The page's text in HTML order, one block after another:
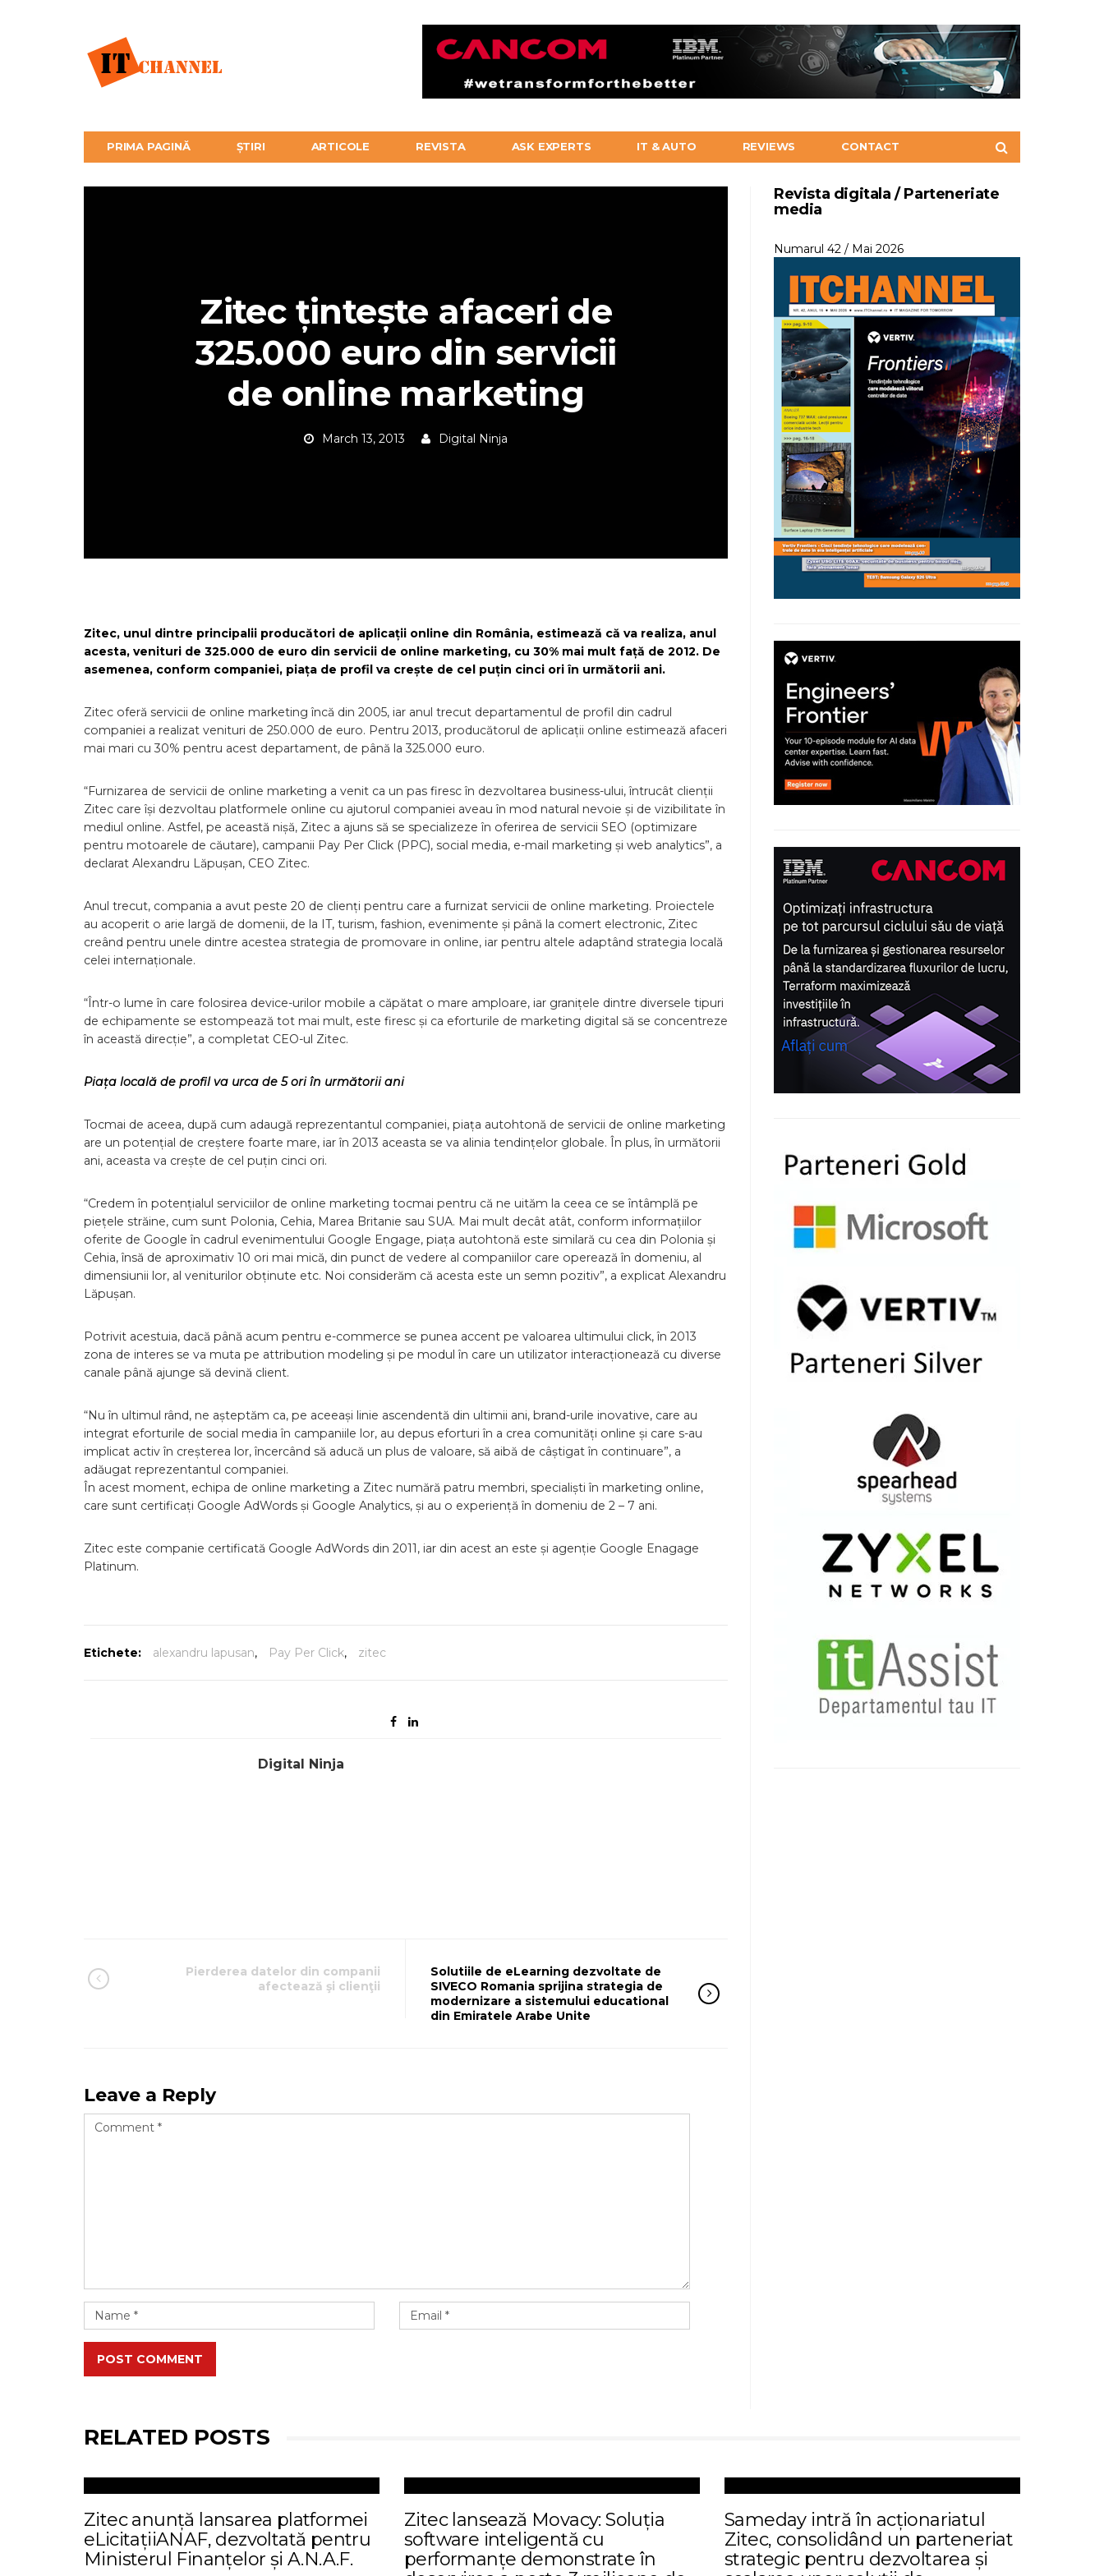
PRIMA PAGINĂ ȘTIRI ARTICOLE REVISTA ASK EXPERTS IT & AUTO REVIEWS CONTACT
Zitec țintește afaceri de
325.000 euro din servicii
de online marketing
March 13, 2013 Digital Ninja
Zitec, unul dintre principalii producători de aplicații online din România, estimează că va realiza, anul
acesta, venituri de 325.000 de euro din servicii de online marketing, cu 30% mai mult față de 2012. De
asemenea, conform companiei, piața de profil va crește de cel puțin cinci ori în următorii ani.
Zitec oferă servicii de online marketing încă din 2005, iar anul trecut departamentul de profil din cadrul
companiei a realizat venituri de 250.000 de euro. Pentru 2013, producătorul de aplicații online estimează afaceri
mai mari cu 30% pentru acest departament, de până la 325.000 euro.
“Furnizarea de servicii de online marketing a venit ca un pas firesc în dezvoltarea business-ului, întrucât clienții
Zitec care își dezvoltau platformele online cu ajutorul companiei aveau în mod natural nevoie și de vizibilitate în
mediul online. Astfel, pe această nișă, Zitec a ajuns să se specializeze în oferirea de servicii SEO (optimizare
pentru motoarele de căutare), campanii Pay Per Click (PPC), social media, e-mail marketing și web analytics”, a
declarat Alexandru Lăpușan, CEO Zitec.
Anul trecut, compania a avut peste 20 de clienți pentru care a furnizat servicii de online marketing. Proiectele
au acoperit o arie largă de domenii, de la IT, turism, fashion, evenimente și până la comert electronic, Zitec
creând pentru unele dintre acestea strategia de promovare in online, iar pentru altele adaptând strategia locală
celei internaționale.
“Într-o lume în care folosirea device-urilor mobile a căpătat o mare amploare, iar granițele dintre diversele tipuri
de echipamente se estompează tot mai mult, este firesc și ca eforturile de marketing digital să se concentreze
în această direcție”, a completat CEO-ul Zitec.
Piața locală de profil va urca de 5 ori în următorii ani
Tocmai de aceea, după cum adaugă reprezentantul companiei, piața autohtonă de servicii de online marketing
are un potențial de creștere foarte mare, iar în 2013 aceasta se va alinia tendințelor globale. În plus, în următorii
ani, aceasta va crește de cel puțin cinci ori.
“Credem în potențialul serviciilor de online marketing tocmai pentru că ne uităm la ceea ce se întâmplă pe
piețele străine, cum sunt Polonia, Cehia, Marea Britanie sau SUA. Mai mult decât atât, conform informațiilor
oferite de Google în cadrul evenimentului Google Engage, piața autohtonă este similară cu cea din Polonia și
Cehia, însă de aproximativ 10 ori mai mică, din punct de vedere al companiilor care operează în domeniu, al
dimensiunii lor, al veniturilor obținute etc. Noi considerăm că acesta este un semn pozitiv”, a explicat Alexandru
Lăpușan.
Potrivit acestuia, dacă până acum pentru e-commerce se punea accent pe valoarea ultimului click, în 2013
zona de interes se va muta pe attribution modeling și pe modul în care un utilizator interacționează cu diverse
canale până ajunge să devină client.
“Nu în ultimul rând, ne așteptăm ca, pe aceeași linie ascendentă din ultimii ani, brand-urile inovative, care au
integrat eforturile de social media în campaniile lor, au depus eforturi în a crea comunități online și care s-au
implicat activ în creșterea lor, încercând să aducă un plus de valoare, să aibă de câștigat în continuare”, a
adăugat reprezentantul companiei.
În acest moment, echipa de online marketing a Zitec numără patru membri, specialiști în marketing online,
care sunt certificați Google AdWords și Google Analytics, și au o experiență în domeniu de 2 – 7 ani.
Zitec este companie certificată Google AdWords din 2011, iar din acest an este și agenție Google Enagage
Platinum.
Etichete: alexandru lapusan, Pay Per Click, zitec
Digital Ninja
Pierderea datelor din companii
afectează şi clienţii
Solutiile de eLearning dezvoltate de
SIVECO Romania sprijina strategia de
modernizare a sistemului educational
din Emiratele Arabe Unite
Leave a Reply
POST COMMENT
Revista digitala / Parteneriate
media
Numarul 42 / Mai 2026
RELATED POSTS
Zitec anunță lansarea platformei
eLicitațiiANAF, dezvoltată pentru
Ministerul Finanțelor și A.N.A.F.
Zitec lansează Movacy: Soluția
software inteligentă cu
performanțe demonstrate în
Sameday intră în acționariatul
Zitec, consolidând un parteneriat
strategic pentru dezvoltarea și